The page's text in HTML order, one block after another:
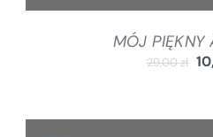
MÓJ PIĘKNY
29,00zł